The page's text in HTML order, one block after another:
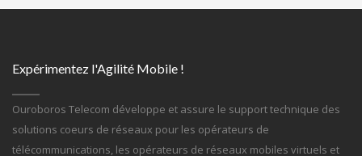
Expérimentez l'Agilité Mobile !
Ouroboros Telecom développe et assure le support technique des
solutions coeurs de réseaux pour les opérateurs de
télécommunications, les opérateurs de réseaux mobiles virtuels et